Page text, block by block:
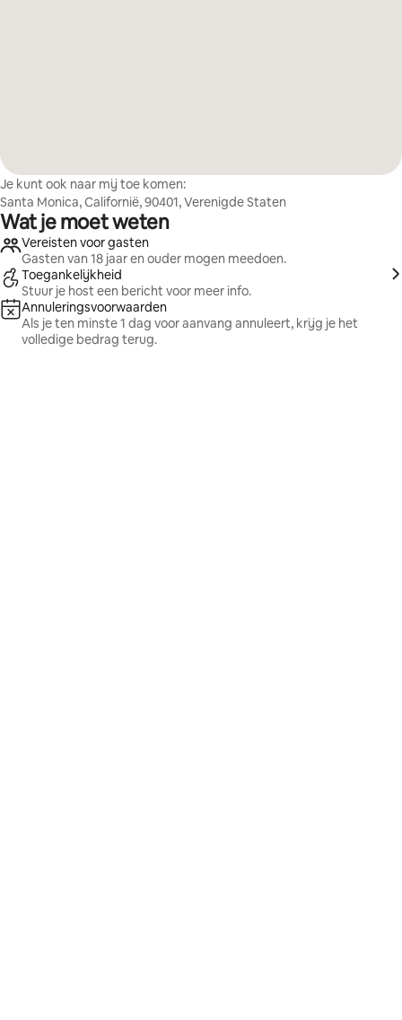
Je kunt ook naar mij toe komen:
Santa Monica, Californië, 90401, Verenigde Staten
Wat je moet weten
Vereisten voor gasten
Gasten van 18 jaar en ouder mogen meedoen.
Toegankelijkheid
Stuur je host een bericht voor meer info.
Annuleringsvoorwaarden
Als je ten minste 1 dag voor aanvang annuleert, krijg je het
volledige bedrag terug.